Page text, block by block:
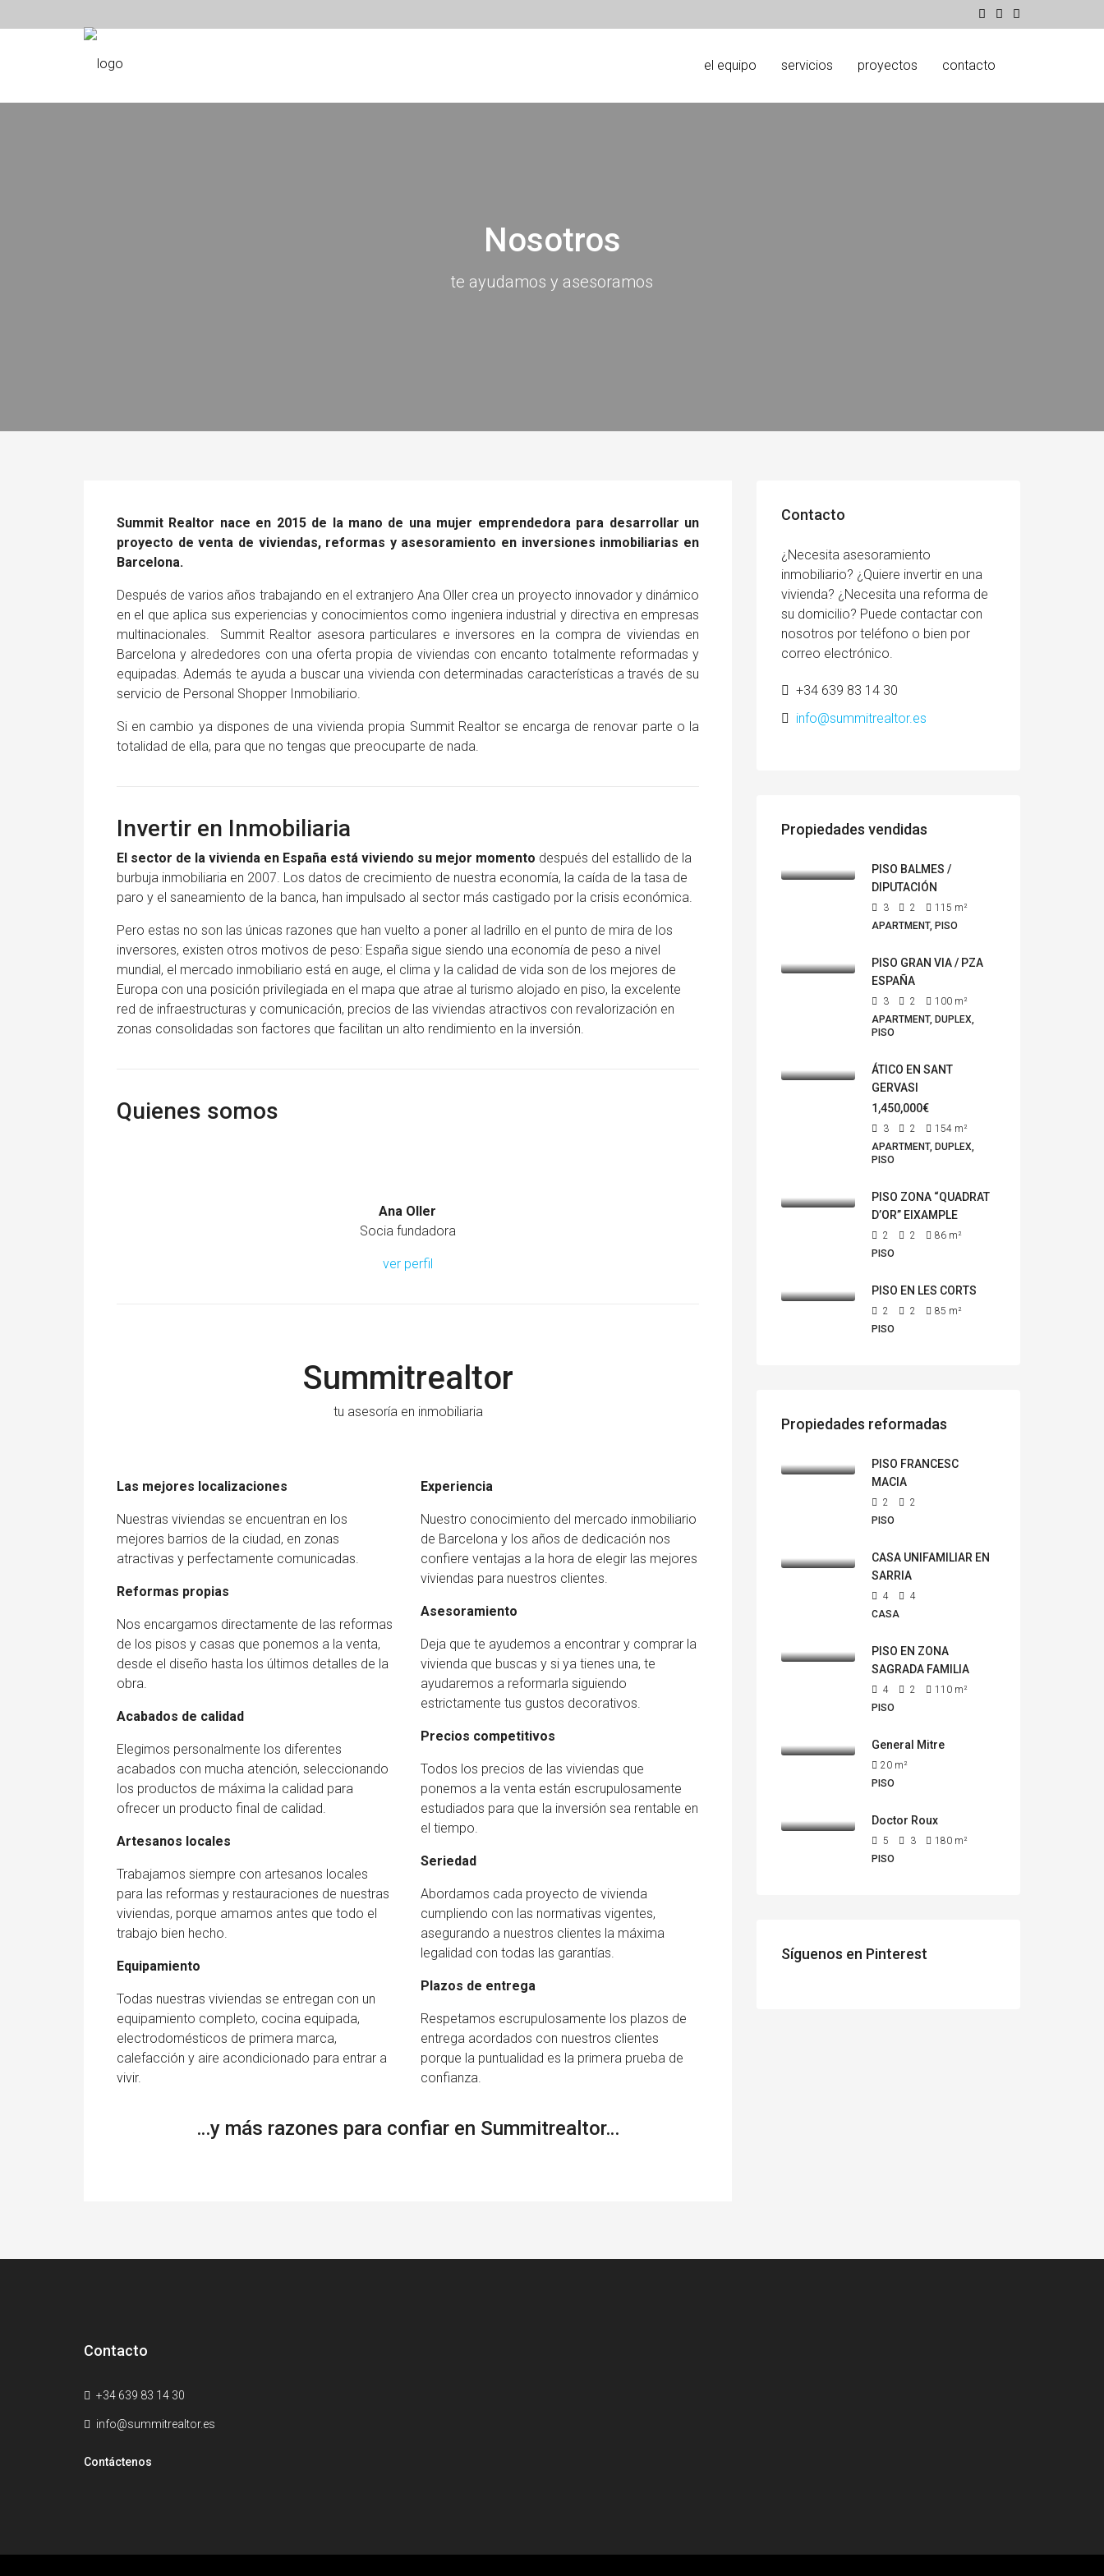
el equipo servicios proyectos contacto
Nosotros
te ayudamos y asesoramos
Summit Realtor nace en 2015 de la mano de una mujer emprendedora para desarrollar un
proyecto de venta de viviendas, reformas y asesoramiento en inversiones inmobiliarias en
Barcelona.
Después de varios años trabajando en el extranjero Ana Oller crea un proyecto innovador y dinámico
en el que aplica sus experiencias y conocimientos como ingeniera industrial y directiva en empresas
multinacionales. Summit Realtor asesora particulares e inversores en la compra de viviendas en
Barcelona y alrededores con una oferta propia de viviendas con encanto totalmente reformadas y
equipadas. Además te ayuda a buscar una vivienda con determinadas características a través de su
servicio de Personal Shopper Inmobiliario.
Si en cambio ya dispones de una vivienda propia Summit Realtor se encarga de renovar parte o la
totalidad de ella, para que no tengas que preocuparte de nada.
Invertir en Inmobiliaria
El sector de la vivienda en España está viviendo su mejor momento después del estallido de la
burbuja inmobiliaria en 2007. Los datos de crecimiento de nuestra economía, la caída de la tasa de
paro y el saneamiento de la banca, han impulsado al sector más castigado por la crisis económica.
Pero estas no son las únicas razones que han vuelto a poner al ladrillo en el punto de mira de los
inversores, existen otros motivos de peso: España sigue siendo una economía de peso a nivel
mundial, el mercado inmobiliario está en auge, el clima y la calidad de vida son de los mejores de
Europa con una posición privilegiada en el mapa que atrae al turismo alojado en piso, la excelente
red de infraestructuras y comunicación, precios de las viviendas atractivos con revalorización en
zonas consolidadas son factores que facilitan un alto rendimiento en la inversión.
Quienes somos
Ana Oller
Socia fundadora
ver perfil
Summitrealtor
tu asesoría en inmobiliaria
Las mejores localizaciones
Nuestras viviendas se encuentran en los
mejores barrios de la ciudad, en zonas
atractivas y perfectamente comunicadas.
Reformas propias
Nos encargamos directamente de las reformas
de los pisos y casas que ponemos a la venta,
desde el diseño hasta los últimos detalles de la
obra.
Acabados de calidad
Elegimos personalmente los diferentes
acabados con mucha atención, seleccionando
los productos de máxima la calidad para
ofrecer un producto final de calidad.
Artesanos locales
Trabajamos siempre con artesanos locales
para las reformas y restauraciones de nuestras
viviendas, porque amamos antes que todo el
trabajo bien hecho.
Equipamiento
Todas nuestras viviendas se entregan con un
equipamiento completo, cocina equipada,
electrodomésticos de primera marca,
calefacción y aire acondicionado para entrar a
vivir.
Experiencia
Nuestro conocimiento del mercado inmobiliario
de Barcelona y los años de dedicación nos
confiere ventajas a la hora de elegir las mejores
viviendas para nuestros clientes.
Asesoramiento
Deja que te ayudemos a encontrar y comprar la
vivienda que buscas y si ya tienes una, te
ayudaremos a reformarla siguiendo
estrictamente tus gustos decorativos.
Precios competitivos
Todos los precios de las viviendas que
ponemos a la venta están escrupulosamente
estudiados para que la inversión sea rentable en
el tiempo.
Seriedad
Abordamos cada proyecto de vivienda
cumpliendo con las normativas vigentes,
asegurando a nuestros clientes la máxima
legalidad con todas las garantías.
Plazos de entrega
Respetamos escrupulosamente los plazos de
entrega acordados con nuestros clientes
porque la puntualidad es la primera prueba de
confianza.
…y más razones para confiar en Summitrealtor…
Contacto
¿Necesita asesoramiento
inmobiliario? ¿Quiere invertir en una
vivienda? ¿Necesita una reforma de
su domicilio? Puede contactar con
nosotros por teléfono o bien por
correo electrónico.
+34 639 83 14 30
info@summitrealtor.es
Propiedades vendidas
PISO BALMES /
DIPUTACIÓN
3 2 115 m²
APARTMENT, PISO
PISO GRAN VIA / PZA
ESPAÑA
3 2 100 m²
APARTMENT, DUPLEX,
PISO
ÁTICO EN SANT
GERVASI
1,450,000€
3 2 154 m²
APARTMENT, DUPLEX,
PISO
PISO ZONA “QUADRAT
D’OR” EIXAMPLE
2 2 86 m²
PISO
PISO EN LES CORTS
2 2 85 m²
PISO
Propiedades reformadas
PISO FRANCESC
MACIA
2
2
PISO
CASA UNIFAMILIAR EN
SARRIA
4
4
CASA
PISO EN ZONA
SAGRADA FAMILIA
4 2 110 m²
PISO
General Mitre
20 m²
PISO
Doctor Roux
5 3 180 m²
PISO
Síguenos en Pinterest
Contacto
+34 639 83 14 30
info@summitrealtor.es
Contáctenos